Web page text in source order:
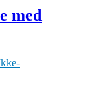
med